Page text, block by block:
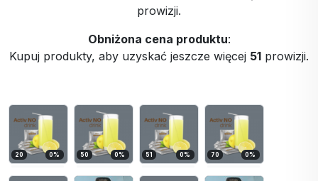
prowizji.
Obniżona cena produktu:
Kupuj produkty, aby uzyskać jeszcze więcej 51 prowizji.
20 0% 50 0% 51 0% 70 0%